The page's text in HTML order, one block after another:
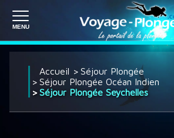
Accueil
Séjour Plongée
Séjour Plongée Océan Indien
Séjour Plongée Seychelles